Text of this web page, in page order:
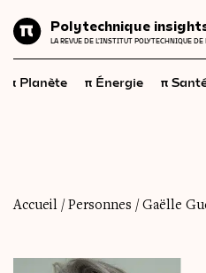
Polytechnique
LA REVUE DE L'INSTITUT POLYTECHNIQUE DE
Énergie
Santé
et biotech
Économie
FR EN
π Planète π Énergie π
Accueil / Personnes / Gaëlle